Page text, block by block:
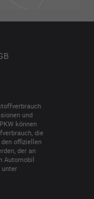
und
können
die
offiziellen
der an
Automobil
unter